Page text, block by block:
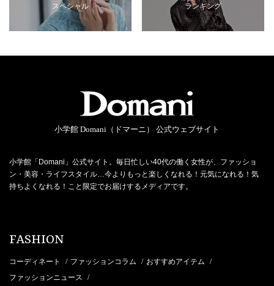
スペシャル ランキング
小学館 Domani（ドマーニ） 公式ウェブサイト
小学館「Domani」公式サイト。毎日忙しい40代の働く女性が、ファッショ
ン・美容・ライフスタイル…今よりもっと楽しくなれる！元気になれる！気
持ちよくなれる！こと限定でお届けするメディアです。
FASHION
コーディネート / ファッションコラム / おすすめアイテム /
ファッションニュース /